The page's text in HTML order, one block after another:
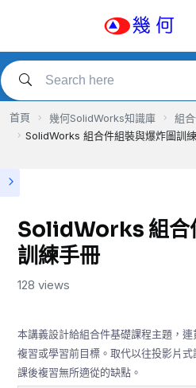
首頁 幾何SolidWorks知識庫
組
SolidWorks 組合件組裝與爆炸圖訓
SolidWorks 組合
訓練手冊
128 views
本講義設計給組合件基礎課程主題，
複習或學習前目標。取代以往投影片
課後複習無所適從的缺點。